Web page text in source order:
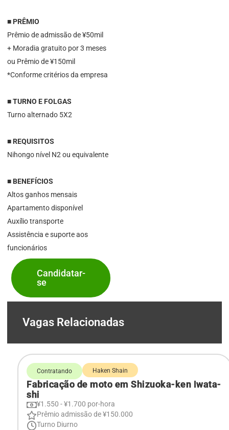
■ PRÊMIO
Prêmio de admissão de ¥50mil
+ Moradia gratuito por 3 meses
ou Prêmio de ¥150mil
*Conforme critérios da empresa
■ TURNO E FOLGAS
Turno alternado 5X2
■ REQUISITOS
Nihongo nível N2 ou equivalente
■ BENEFÍCIOS
Altos ganhos mensais
Apartamento disponível
Auxílio transporte
Assistência e suporte aos
funcionários
Candidatar-
se
Vagas Relacionadas
Contratando Haken Shain
Fabricação de moto em Shizuoka-ken Iwata-
shi
¥1.550 - ¥1.700 por-hora
Prêmio admissão de ¥150.000
Turno Diurno